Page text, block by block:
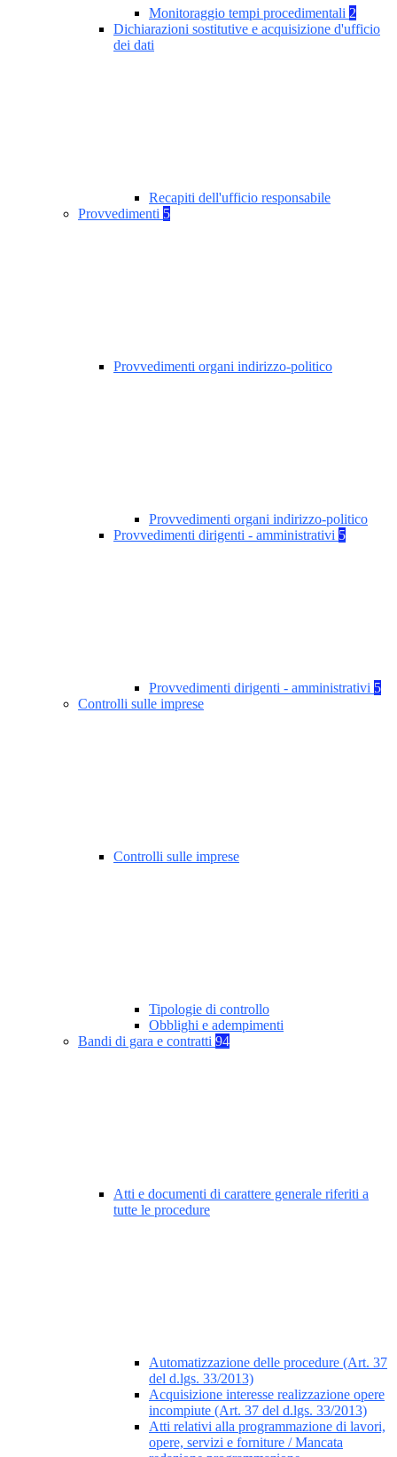
Monitoraggio tempi procedimentali 2
Dichiarazioni sostitutive e acquisizione d'ufficio
dei dati
Recapiti dell'ufficio responsabile
Provvedimenti 5
Provvedimenti organi indirizzo-politico
Provvedimenti organi indirizzo-politico
Provvedimenti dirigenti - amministrativi 5
Provvedimenti dirigenti - amministrativi 5
Controlli sulle imprese
Controlli sulle imprese
Tipologie di controllo
Obblighi e adempimenti
Bandi di gara e contratti 94
Atti e documenti di carattere generale riferiti a
tutte le procedure
Automatizzazione delle procedure (Art. 37
del d.lgs. 33/2013)
Acquisizione interesse realizzazione opere
incompiute (Art. 37 del d.lgs. 33/2013)
Atti relativi alla programmazione di lavori,
opere, servizi e forniture / Mancata